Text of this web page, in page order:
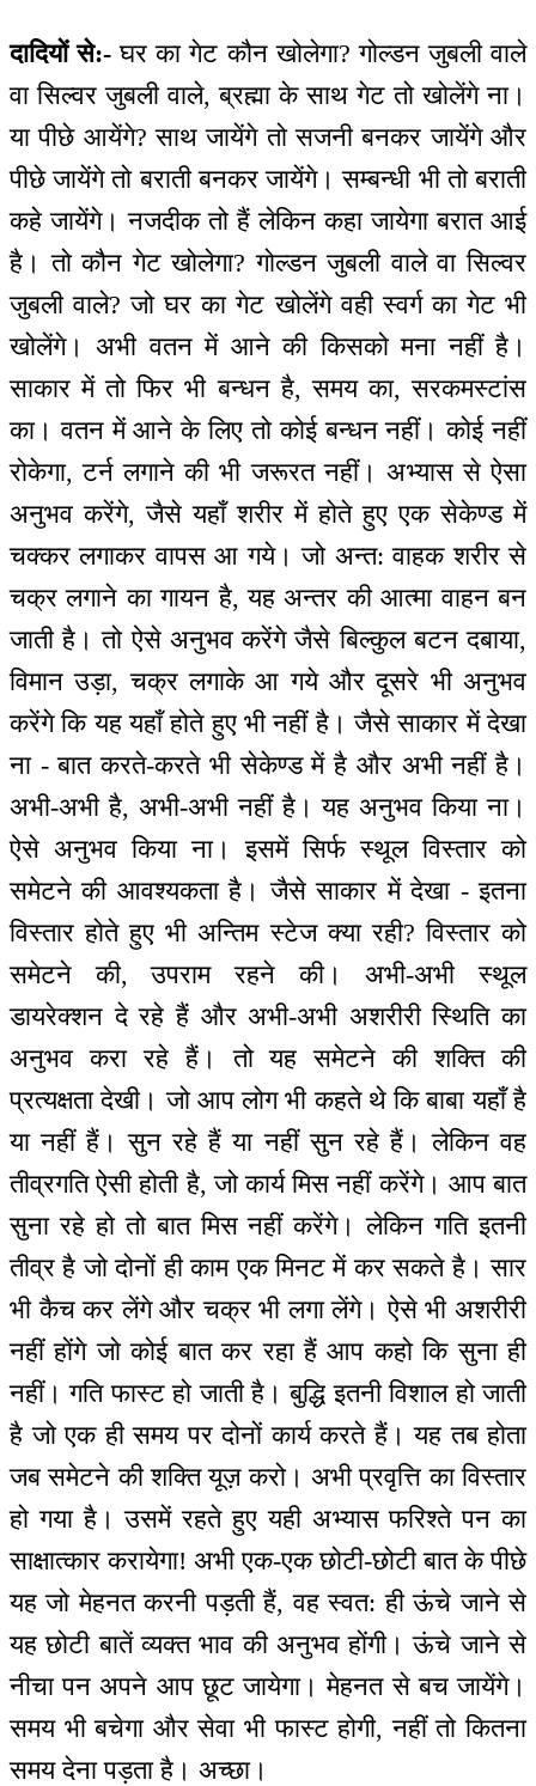
दादियों से:- घर का गेट कौन खोलेगा? गोल्डन जुबली वाले
वा सिल्वर जुबली वाले, ब्रह्मा के साथ गेट तो खोलेंगे ना।
या पीछे आयेंगे? साथ जायेंगे तो सजनी बनकर जायेंगे और
पीछे जायेंगे तो बराती बनकर जायेंगे। सम्बन्धी भी तो बराती
कहे जायेंगे। नजदीक तो हैं लेकिन कहा जायेगा बरात आई
है। तो कौन गेट खोलेगा? गोल्डन जुबली वाले वा सिल्वर
जुबली वाले? जो घर का गेट खोलेंगे वही स्वर्ग का गेट भी
खोलेंगे। अभी वतन में आने की किसको मना नहीं है।
साकार में तो फिर भी बन्धन है, समय का, सरकमस्टांस
का। वतन में आने के लिए तो कोई बन्धन नहीं। कोई नहीं
रोकेगा, टर्न लगाने की भी जरूरत नहीं। अभ्यास से ऐसा
अनुभव करेंगे, जैसे यहाँ शरीर में होते हुए एक सेकेण्ड में
चक्कर लगाकर वापस आ गये। जो अन्त: वाहक शरीर से
चक्र लगाने का गायन है, यह अन्तर की आत्मा वाहन बन
जाती है। तो ऐसे अनुभव करेंगे जैसे बिल्कुल बटन दबाया,
विमान उड़ा, चक्र लगाके आ गये और दूसरे भी अनुभव
करेंगे कि यह यहाँ होते हुए भी नहीं है। जैसे साकार में देखा
ना - बात करते-करते भी सेकेण्ड में है और अभी नहीं है।
अभी-अभी है, अभी-अभी नहीं है। यह अनुभव किया ना।
ऐसे अनुभव किया ना। इसमें सिर्फ स्थूल विस्तार को
समेटने की आवश्यकता है। जैसे साकार में देखा - इतना
विस्तार होते हुए भी अन्तिम स्टेज क्या रही? विस्तार को
समेटने की, उपराम रहने की। अभी-अभी स्थूल
डायरेक्शन दे रहे हैं और अभी-अभी अशरीरी स्थिति का
अनुभव करा रहे हैं। तो यह समेटने की शक्ति की
प्रत्यक्षता देखी। जो आप लोग भी कहते थे कि बाबा यहाँ है
या नहीं हैं। सुन रहे हैं या नहीं सुन रहे हैं। लेकिन वह
तीव्रगति ऐसी होती है, जो कार्य मिस नहीं करेंगे। आप बात
सुना रहे हो तो बात मिस नहीं करेंगे। लेकिन गति इतनी
तीव्र है जो दोनों ही काम एक मिनट में कर सकते है। सार
भी कैच कर लेंगे और चक्र भी लगा लेंगे। ऐसे भी अशरीरी
नहीं होंगे जो कोई बात कर रहा हैं आप कहो कि सुना ही
नहीं। गति फास्ट हो जाती है। बुद्धि इतनी विशाल हो जाती
है जो एक ही समय पर दोनों कार्य करते हैं। यह तब होता
जब समेटने की शक्ति यूज़ करो। अभी प्रवृत्ति का विस्तार
हो गया है। उसमें रहते हुए यही अभ्यास फरिश्ते पन का
साक्षात्कार करायेगा! अभी एक-एक छोटी-छोटी बात के पीछे
यह जो मेहनत करनी पड़ती हैं, वह स्वत: ही ऊंचे जाने से
यह छोटी बातें व्यक्त भाव की अनुभव होंगी। ऊंचे जाने से
नीचा पन अपने आप छूट जायेगा। मेहनत से बच जायेंगे।
समय भी बचेगा और सेवा भी फास्ट होगी, नहीं तो कितना
समय देना पड़ता है। अच्छा।